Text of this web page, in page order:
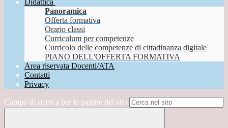
Didattica
Panoramica
Offerta formativa
Orario classi
Curriculum per competenze
Curricolo delle competenze di cittadinanza digitale
PIANO DELL'OFFERTA FORMATIVA
Area riservata Docenti/ATA
Contatti
Privacy
Campo di ricerca per le pagine del sito